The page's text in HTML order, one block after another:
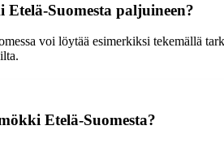
Suomesta paljuineen?
voi löytää esimerkiksi tekemällä
Etelä-Suomesta?